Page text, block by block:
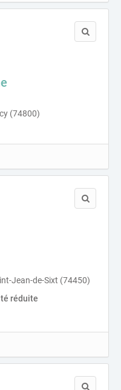
(74800)
Jean-de-Sixt (74450)
réduite